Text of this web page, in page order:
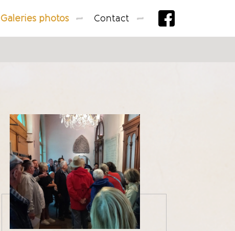
Galeries photos Contact